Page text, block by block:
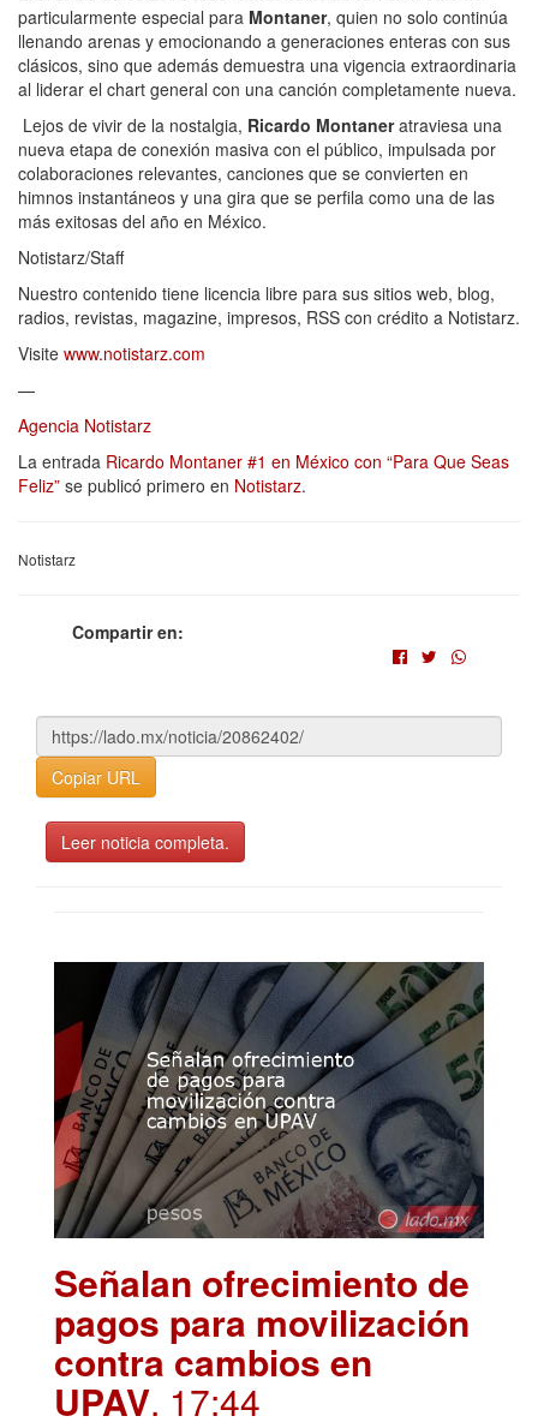
particularmente especial para Montaner, quien no solo continúa
llenando arenas y emocionando a generaciones enteras con sus
clásicos, sino que además demuestra una vigencia extraordinaria
al liderar el chart general con una canción completamente nueva.
Lejos de vivir de la nostalgia, Ricardo Montaneratraviesa una
nueva etapa de conexión masiva con el público, impulsada por
colaboraciones relevantes, canciones que se convierten en
himnos instantáneos y una gira que se perfila como una de las
más exitosas del año en México.
Notistarz/Staff
Nuestro contenido tiene licencia libre para sus sitios web, blog,
radios, revistas, magazine, impresos, RSS con crédito a Notistarz.
Visite www.notistarz.com
—
Agencia Notistarz
La entrada Ricardo Montaner #1 en México con “Para Que Seas
Feliz” se publicó primero en Notistarz.
Notistarz
Compartir en:
Copiar URL
Leer noticia completa.
Señalan ofrecimiento de
pagos para movilización
contra cambios en
UPAV. 17:44